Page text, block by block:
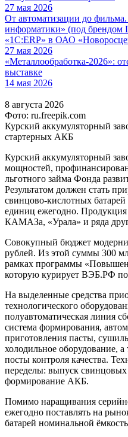
27 мая 2026
От автоматизации до
информатики» (под
«1С:ERP» в ОАО
27 мая 2026
«Металлообработка-2026»:
выставке
14 мая 2026
8 августа 2026
Фото: ru.freepik.com
Курский аккумуляторный
стартерных АКБ
Курский аккумуляторный
мощностей,
льготного займа Фонда
Результатом должен стать
свинцово-кислотных
единиц ежегодно. Продукция
КАМАЗа, «Урала» и ряда
Совокупный бюджет
рублей. Из этой суммы 300
рамках программы
которую курирует ВЭБ.РФ
На выделенные средства
технологического
полуавтоматическая линия
система формирования,
приготовления пасты,
холодильное оборудование,
посты контроля качества.
переделы: выпуск свинцовых
формирование АКБ.
Помимо наращивания
ежегодно поставлять на
батарей номинальной